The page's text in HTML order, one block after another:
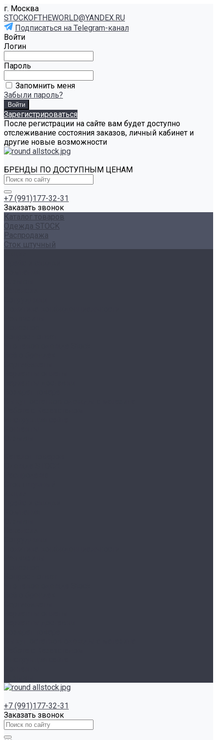
г. Москва
STOCKOFTHEWORLD@YANDEX.RU
Подписаться на Telegram-канал
Войти
Логин
Пароль
Запомнить меня
Забыли пароль?
Зарегистрироваться
После регистрации на сайте вам будет доступно
отслеживание состояния заказов, личный кабинет и
другие новые возможности
БРЕНДЫ ПО ДОСТУПНЫМ ЦЕНАМ
+7 (991)177-32-31
Заказать звонок
Каталог товаров
Одежда STOCK
Распродажа
Сток штучный
+7 (991)177-32-31
Заказать звонок